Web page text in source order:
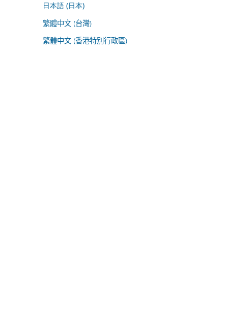
日本語 (日本)
繁體中文 (台灣)
繁體中文 (香港特別行政區)